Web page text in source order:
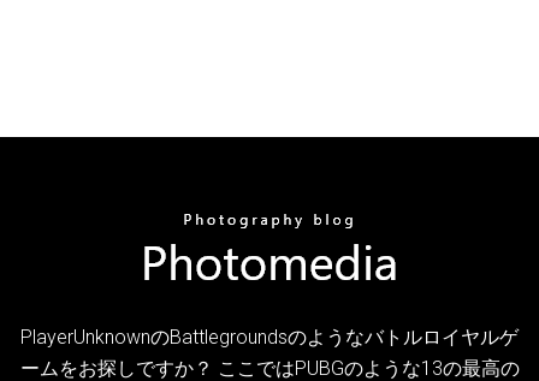
PlayerUnknownのBattlegroundsのようなバトルロイヤルゲ
ームをお探しですか？ ここではPUBGのような13の最高の